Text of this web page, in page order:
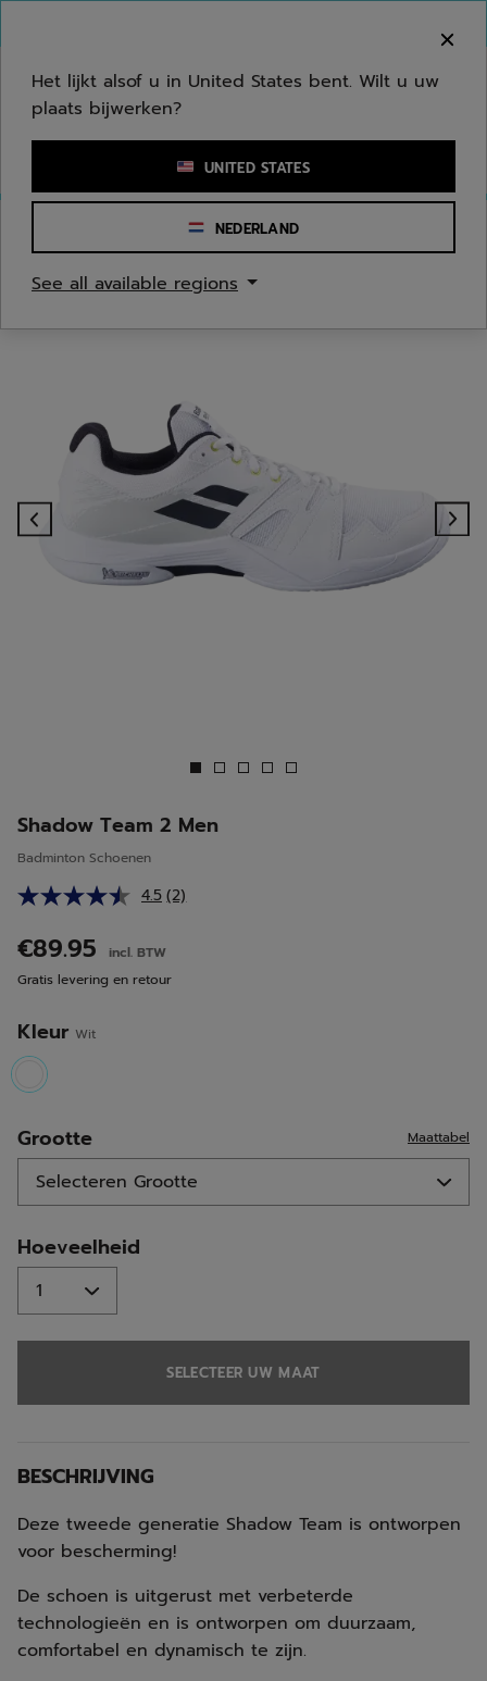
Een zoekwoord of een artikelnummer invoeren
Shadow Team 2 Men
Badminton Schoenen
4.5 Lees
paginalink.
(2)
€89.95
incl. BTW
Gratis levering en retour
Kleur Wit
selected
Grootte Maattabel
Hoeveelheid
SELECTEER UW MAAT
BESCHRIJVING
Deze tweede generatie Shadow Team is ontworpen
voor bescherming!
De schoen is uitgerust met verbeterde
technologieën en is ontworpen om duurzaam,
comfortabel en dynamisch te zijn.
Het lijkt alsof u in United States bent. Wilt u uw
plaats bijwerken?
UNITED STATES
NEDERLAND
See all available regions